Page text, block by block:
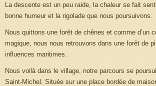
La descente est un peu raide, la chaleur se fait
bonne humeur et la rigolade que nous poursuivons.
Nous quittons une forêt de chênes et comme d’un
magique, nous nous retrouvons dans une forêt de
influences maritimes.
Nous voilà dans le village, notre parcours se
Saint-Michel. Située sur une place bordée de